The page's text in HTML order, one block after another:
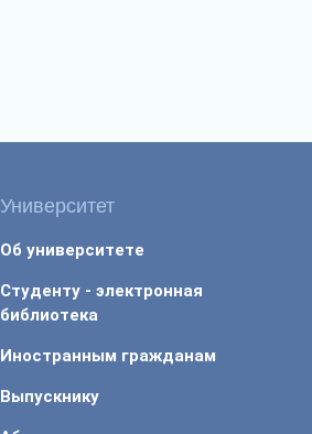
Университет
Об университете
Студенту - электронная
библиотека
Иностранным гражданам
Выпускнику